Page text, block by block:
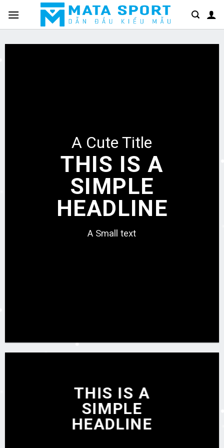
qua
nội
dung
A Cute Title
THIS IS A
SIMPLE
HEADLINE
A Small text
THIS IS A
SIMPLE
HEADLINE